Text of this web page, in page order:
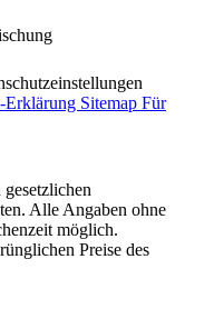
Erklärung Sitemap Für
Alle Angaben ohne
möglich.
Preise des